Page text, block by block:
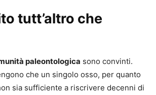
tutt’altro che
paleontologica sono convinti.
che un singolo osso, per quanto
sia sufficiente a riscrivere decenni di